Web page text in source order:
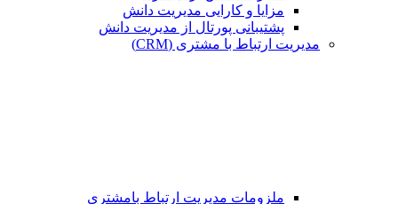
مزایا و کارایی مدیریت دانش
پشتیبانی پورتال از مدیریت دانش
مدیریت ارتباط با مشتری (CRM)
ملزومات مدیریت ارتباط بامشتری